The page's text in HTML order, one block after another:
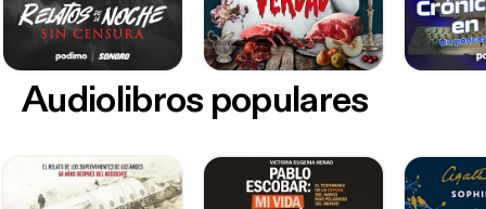
Audiolibros populares